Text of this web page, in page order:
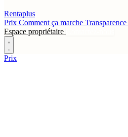
Rentaplus
Prix Comment ça marche Transparence
Espace propriétaire
Prix